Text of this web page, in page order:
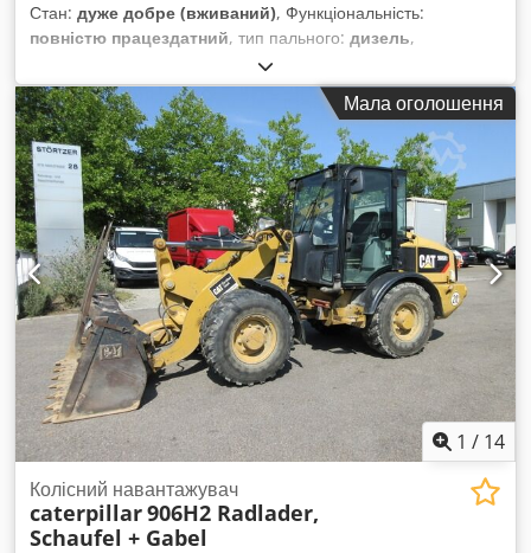
Стан: дуже добре (вживаний), Функціональність:
повністю працездатний, тип пального: дизель,
3 580 кг, Рік виготовлення:
мотогодини:2 434 h, Обладнання:гусеничні гумові
стрічки, * 2434 години Codezrthvopfx Anzjrf * Двигун: Cat
C1.7 * Потужність двигуна: 24,8 кВт * Клас викидів: EU Stage
V * Робоча вага: 3580 кг * Габаритні розміри (транспортна
довжина: 4800 мм – транспортна ширина: 1780 мм –
транспортна висота: 2480 мм) * Короткий задній звис (ECR –
Extended Compact Radius) * Пропорційна додаткова
гідравліка * Система швидкої заміни насадок
Мала оголошення
1 / 14
Колісний навантажувач
caterpillar906H2 Radlader,
Schaufel + Gabel